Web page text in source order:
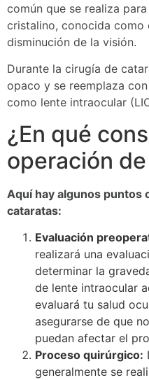
común que se realiza
cristalino, conocida como
disminución de la visión.
Durante la cirugía de
opaco y se reemplaza
como lente intraocular
¿En qué
operación
Aquí hay algunos puntos
cataratas:
Evaluación
realizará una
determinar la
de lente intraocular
evaluará tu salud
asegurarse de que
puedan afectar el
Proceso quirúrgico:
generalmente se